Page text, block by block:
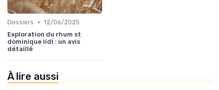
Dossiers • 12/06/2025
Exploration du rhum st
dominique lidl : un avis
détaillé
À lire aussi